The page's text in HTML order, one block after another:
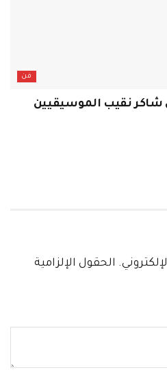
فن
شاكر نقيب الموسيقيين
الحقول الإلزامية